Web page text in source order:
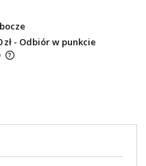
zł - Odbiór w punkcie